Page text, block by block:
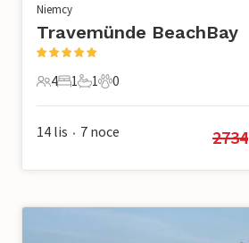
Niemcy
Travemünde BeachBay
4 Goście
4
1 Sypialnia
1
1 Łazienka
1
0 Zwierzęta domowe
0
14 lis • 7 noce 2734